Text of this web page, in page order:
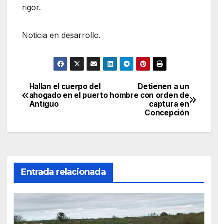
rigor.
Noticia en desarrollo.
Navegación
de
entradas
Detienen a un
hombre con orden de
captura en
Concepción
Hallan el cuerpo del
ahogado en el puerto
Antiguo
Entrada relacionada